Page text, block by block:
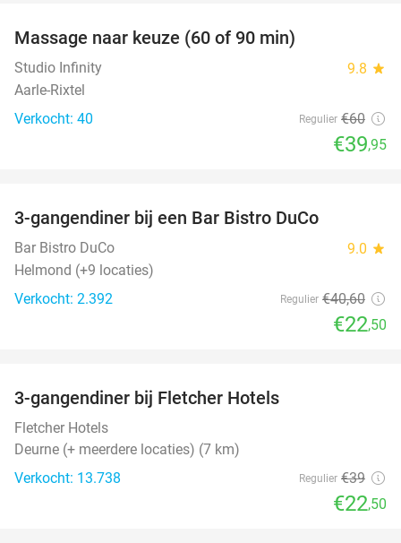
Massage naar keuze (60 of 90 min)
Studio Infinity 9.8 star
Aarle-Rixtel
Verkocht: 40
Regulier €60
€39,95
3-gangendiner bij een Bar Bistro DuCo
Bar Bistro DuCo 9.0 star
Helmond (+9 locaties)
Verkocht: 2.392
Regulier €40,60
€22,50
3-gangendiner bij Fletcher Hotels
Fletcher Hotels
Deurne (+ meerdere locaties) (7 km)
Verkocht: 13.738
Regulier €39
€22,50